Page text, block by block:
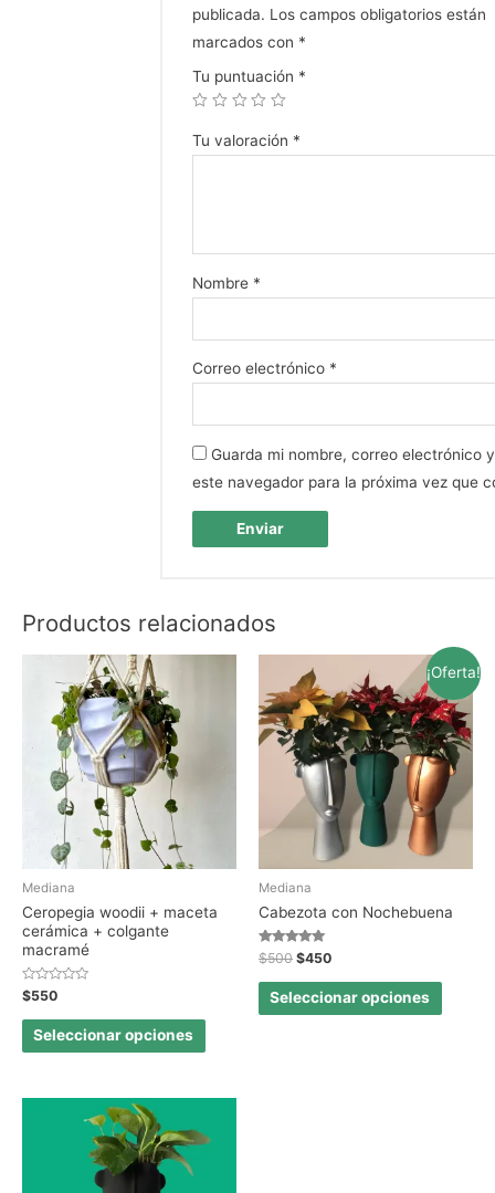
publicada. Los campos obligatorios están
marcados con *
Tu puntuación *
Tu valoración *
Nombre *
Correo electrónico *
Guarda mi nombre, correo electrónico
este navegador para la próxima vez que
Productos relacionados
Mediana
Ceropegia woodii + maceta
cerámica + colgante
macramé
Valorado
en
0
$550
Seleccionar opciones
¡Oferta!
Mediana
Cabezota con Nochebuena
Valorado en
5.00
de 5
$500 $450
Seleccionar opciones